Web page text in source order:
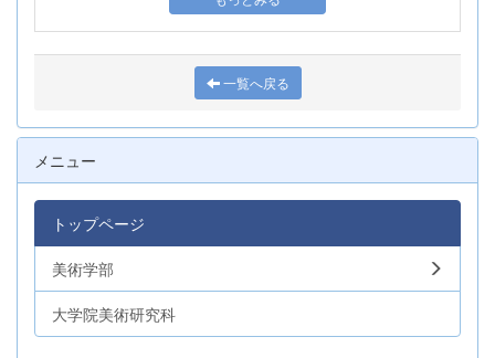
一覧へ戻る
メニュー
トップページ
美術学部
大学院美術研究科